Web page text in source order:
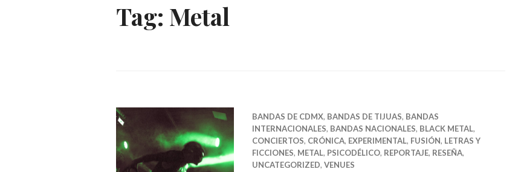
Tag: Metal
BANDAS DE CDMX, BANDAS DE TIJUAS, BANDAS
INTERNACIONALES, BANDAS NACIONALES, BLACK METAL,
CONCIERTOS, CRÓNICA, EXPERIMENTAL, FUSIÓN, LETRAS Y
FICCIONES, METAL, PSICODÉLICO, REPORTAJE, RESEÑA,
UNCATEGORIZED, VENUES